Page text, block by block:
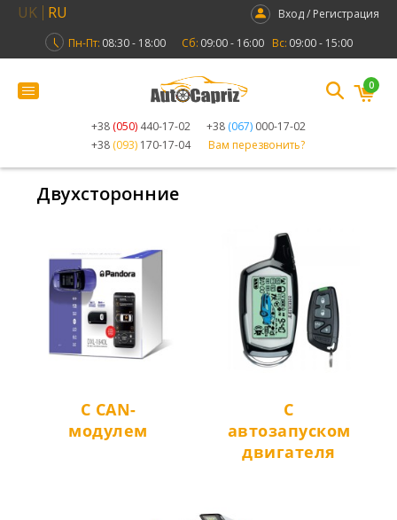
UK RU
Вход / Регистрация
Пн-Пт: 08:30 - 18:00 Сб: 09:00 - 16:00 Вс: 09:00 - 15:00
+38 (050) 440-17-02 +38 (067) 000-17-02
+38 (093) 170-17-04 Вам перезвонить?
0
Двухсторонние
C CAN-
модулем
C
автозапуском
двигателя